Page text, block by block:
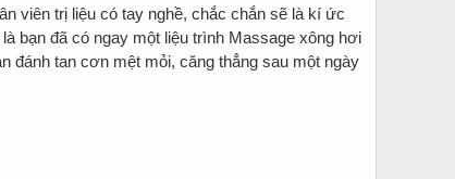
viên trị liệu có tay nghề, chắc chắn sẽ là kí ức
bạn đã có ngay một liệu trình Massage xông hơi
đánh tan cơn mệt mỏi, căng thẳng sau một ngày